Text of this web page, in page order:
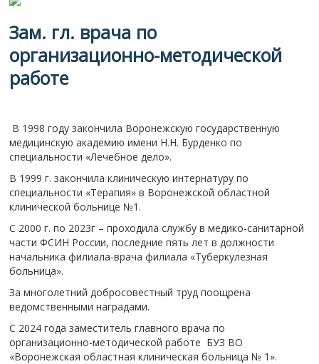
Зам. гл. врача по
организационно-методической
работе
В 1998 году закончила Воронежскую государственную
медицинскую академию имени Н.Н. Бурденко по
специальности «Лечебное дело».
В 1999 г. закончила клиническую интернатуру по
специальности «Терапия» в Воронежской областной
клинической больнице №1.
С 2000 г. по 2023г – проходила службу в медико-санитарной
части ФСИН России, последние пять лет в должности
начальника филиала-врача филиала «Туберкулезная
больница».
За многолетний добросовестный труд поощрена
ведомственными наградами.
С 2024 года заместитель главного врача по
организационно-методической работе БУЗ ВО
«Воронежская областная клиническая больница № 1».